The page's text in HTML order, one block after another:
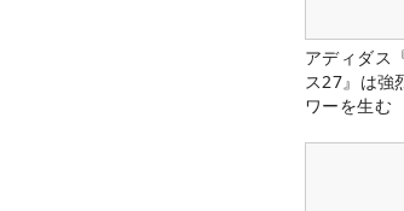
アディダス
ス27』は強
ワーを生む